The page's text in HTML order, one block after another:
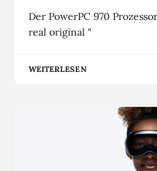
Der PowerPC 970
real original "
WEITERLESEN